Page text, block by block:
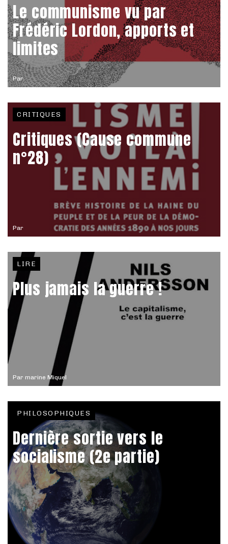
Par
Le communisme vu par
Frédéric Lordon, apports et
limites
Par
CRITIQUES
Critiques (Cause commune
n°28)
Par marine Miquel
LIRE
Plus jamais la guerre !
PHILOSOPHIQUES
Dernière sortie vers le
socialisme (2e partie)